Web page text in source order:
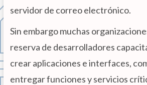
servidor de correo electrónico.
Sin embargo muchas
reserva de desarrolladores
crear aplicaciones e interfaces,
entregar funciones y servicios